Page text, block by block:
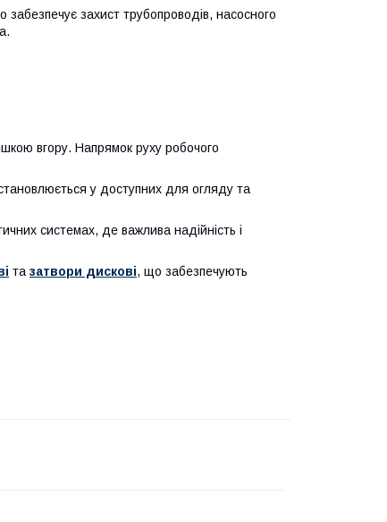
забезпечує захист трубопроводів, насосного
вгору. Напрямок руху робочого
у доступних для огляду та
системах, де важлива надійність і
та затвори дискові, що забезпечують